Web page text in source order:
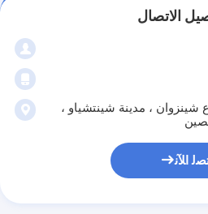
الاتصال
11 رقم 518 شارع شينزوان ، مدينة شينتشياو ،
ﺍﻶﻧ